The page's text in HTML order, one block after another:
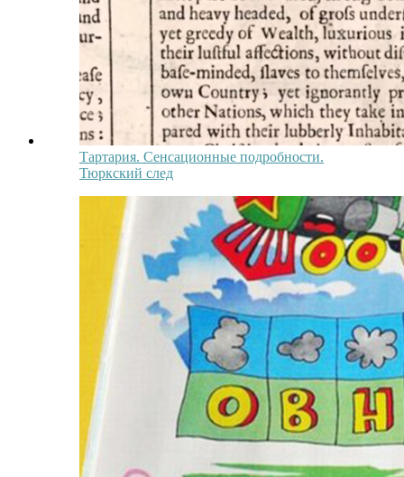
Тартария. Сенсационные подробности.
Тюркский след